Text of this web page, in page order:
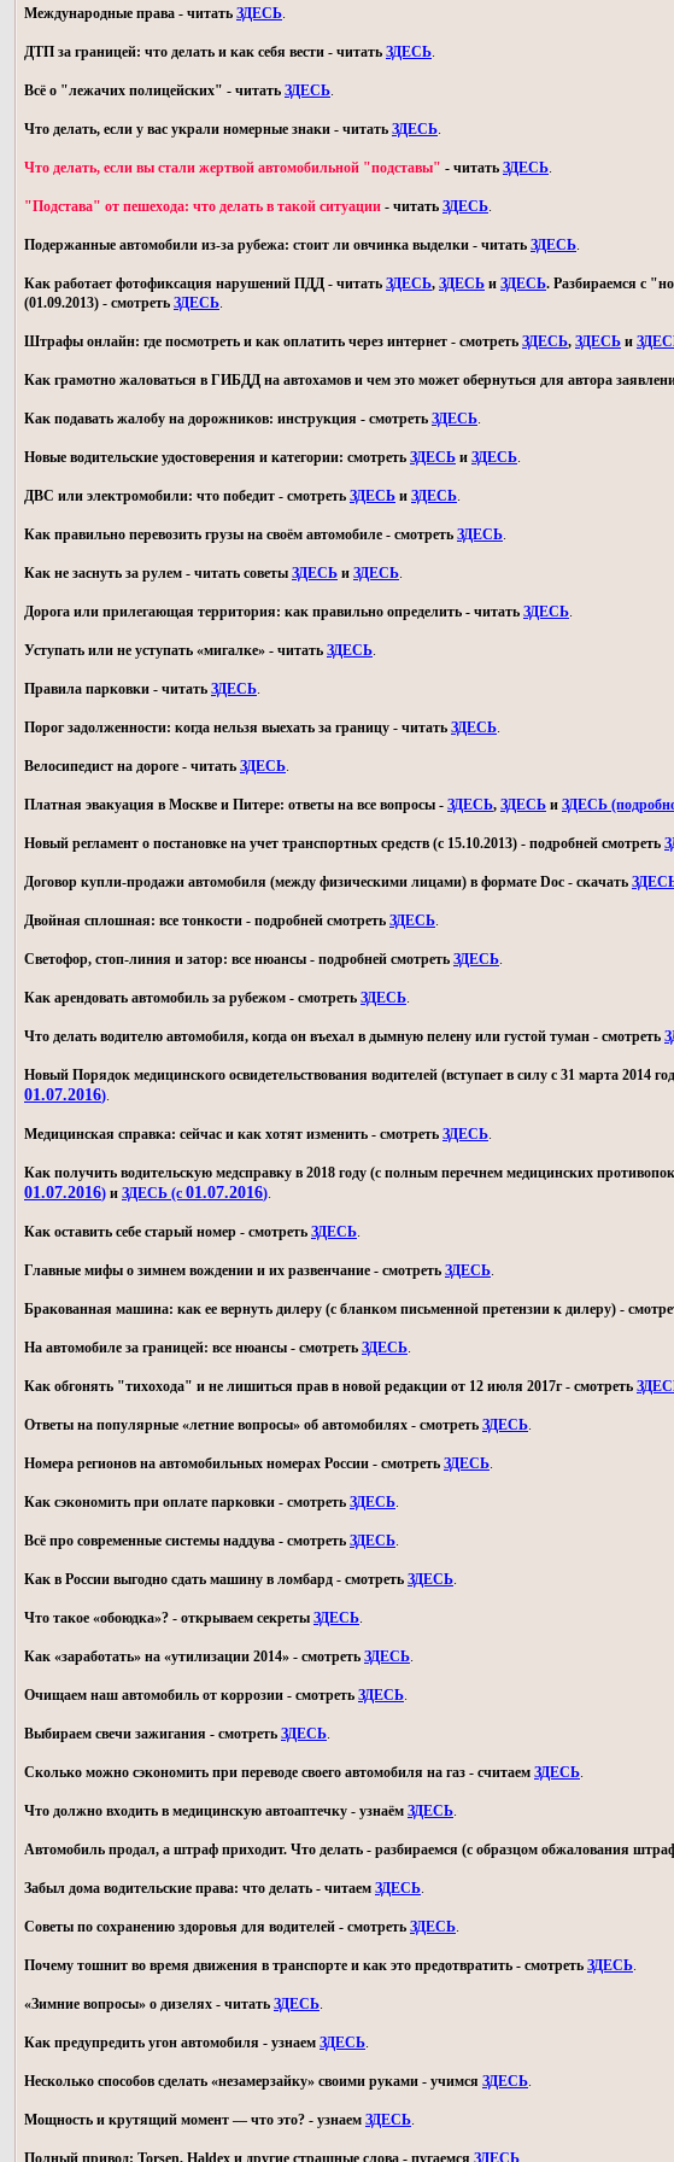
Международные права - читать ЗДЕСЬ.
ДТП за границей: что делать и как себя вести - читать ЗДЕСЬ.
Всё о "лежачих полицейских" - читать ЗДЕСЬ.
Что делать, если у вас украли номерные знаки - читать ЗДЕСЬ.
Что делать, если вы стали жертвой автомобильной "подставы" - читать ЗДЕСЬ.
"Подстава" от пешехода: что делать в такой ситуации - читать ЗДЕСЬ.
Подержанные автомобили из-за рубежа: стоит ли овчинка выделки - читать ЗДЕСЬ.
Как работает фотофиксация нарушений ПДД - читать ЗДЕСЬ, ЗДЕСЬ и ЗДЕСЬ. Разбираемся с
(01.09.2013) - смотреть ЗДЕСЬ.
Штрафы онлайн: где посмотреть и как оплатить через интернет - смотреть ЗДЕСЬ, ЗДЕСЬ и
Как грамотно жаловаться в ГИБДД на автохамов и чем это может обернуться для автора
Как подавать жалобу на дорожников: инструкция - смотреть ЗДЕСЬ.
Новые водительские удостоверения и категории: смотреть ЗДЕСЬ и ЗДЕСЬ.
ДВС или электромобили: что победит - смотреть ЗДЕСЬ и ЗДЕСЬ.
Как правильно перевозить грузы на своём автомобиле - смотреть ЗДЕСЬ.
Как не заснуть за рулем - читать советы ЗДЕСЬ и ЗДЕСЬ.
Дорога или прилегающая территория: как правильно определить - читать ЗДЕСЬ.
Уступать или не уступать «мигалке» - читать ЗДЕСЬ.
Правила парковки - читать ЗДЕСЬ.
Порог задолженности: когда нельзя выехать за границу - читать ЗДЕСЬ.
Велосипедист на дороге - читать ЗДЕСЬ.
Платная эвакуация в Москве и Питере: ответы на все вопросы - ЗДЕСЬ, ЗДЕСЬ и ЗДЕСЬ
Новый регламент о постановке на учет транспортных средств (с 15.10.2013) - подробней смотреть
Договор купли-продажи автомобиля (между физическими лицами) в формате Doc - скачать
Двойная сплошная: все тонкости - подробней смотреть ЗДЕСЬ.
Светофор, стоп-линия и затор: все нюансы - подробней смотреть ЗДЕСЬ.
Как арендовать автомобиль за рубежом - смотреть ЗДЕСЬ.
Что делать водителю автомобиля, когда он въехал в дымную пелену или густой туман - смотреть
Новый Порядок медицинского освидетельствования водителей (вступает в силу с 31 марта 2014
01.07.2016).
Медицинская справка: сейчас и как хотят изменить - смотреть ЗДЕСЬ.
Как получить водительскую медсправку в 2018 году (с полным перечнем медицинских
01.07.2016) и ЗДЕСЬ (с 01.07.2016).
Как оставить себе старый номер - смотреть ЗДЕСЬ.
Главные мифы о зимнем вождении и их развенчание - смотреть ЗДЕСЬ.
Бракованная машина: как ее вернуть дилеру (с бланком письменной претензии к дилеру) -
На автомобиле за границей: все нюансы - смотреть ЗДЕСЬ.
Как обгонять "тихохода" и не лишиться прав в новой редакции от 12 июля 2017г - смотреть
Ответы на популярные «летние вопросы» об автомобилях - смотреть ЗДЕСЬ.
Номера регионов на автомобильных номерах России - смотреть ЗДЕСЬ.
Как сэкономить при оплате парковки - смотреть ЗДЕСЬ.
Всё про современные системы наддува - смотреть ЗДЕСЬ.
Как в России выгодно сдать машину в ломбард - смотреть ЗДЕСЬ.
Что такое «обоюдка»? - открываем секреты ЗДЕСЬ.
Как «заработать» на «утилизации 2014» - смотреть ЗДЕСЬ.
Очищаем наш автомобиль от коррозии - смотреть ЗДЕСЬ.
Выбираем свечи зажигания - смотреть ЗДЕСЬ.
Сколько можно сэкономить при переводе своего автомобиля на газ - считаем ЗДЕСЬ.
Что должно входить в медицинскую автоаптечку - узнаём ЗДЕСЬ.
Автомобиль продал, а штраф приходит. Что делать - разбираемся (с образцом обжалования
Забыл дома водительские права: что делать - читаем ЗДЕСЬ.
Советы по сохранению здоровья для водителей - смотреть ЗДЕСЬ.
Почему тошнит во время движения в транспорте и как это предотвратить - смотреть ЗДЕСЬ.
«Зимние вопросы» о дизелях - читать ЗДЕСЬ.
Как предупредить угон автомобиля - узнаем ЗДЕСЬ.
Несколько способов сделать «незамерзайку» своими руками - учимся ЗДЕСЬ.
Мощность и крутящий момент — что это? - узнаем ЗДЕСЬ.
Полный привод: Torsen, Haldex и другие страшные слова - пугаемся ЗДЕСЬ